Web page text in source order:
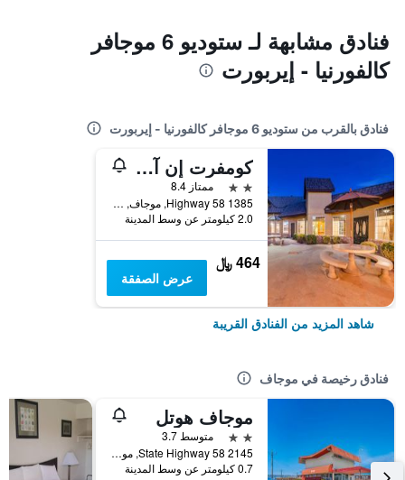
فنادق مشابهة لـ ستوديو 6 موجافر
كالفورنيا - إيربورت
فنادق بالقرب من ستوديو 6 موجافر كالفورنيا - إيربورت
كومفرت إن آند سويتس موجاف
2 نجمتين
ممتاز 8.4
1385 Highway 58, موجاف, CA, الولايات المتحدة الأميريكية
2.0 كيلومتر عن وسط المدينة
464 ﷼
عرض الصفقة
شاهد المزيد من الفنادق القريبة
فنادق رخيصة في موجاف
موجاف هوتل
2 نجمتين
متوسط 3.7
2145 State Highway 58, موجاف, CA, الولايات المتحدة الأميريكية
0.7 كيلومتر عن وسط المدينة